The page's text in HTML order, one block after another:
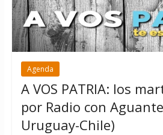
Agenda
A VOS PATRIA: los
por Radio con
Uruguay-Chile)